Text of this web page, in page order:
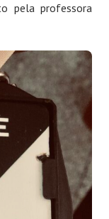
pela professora